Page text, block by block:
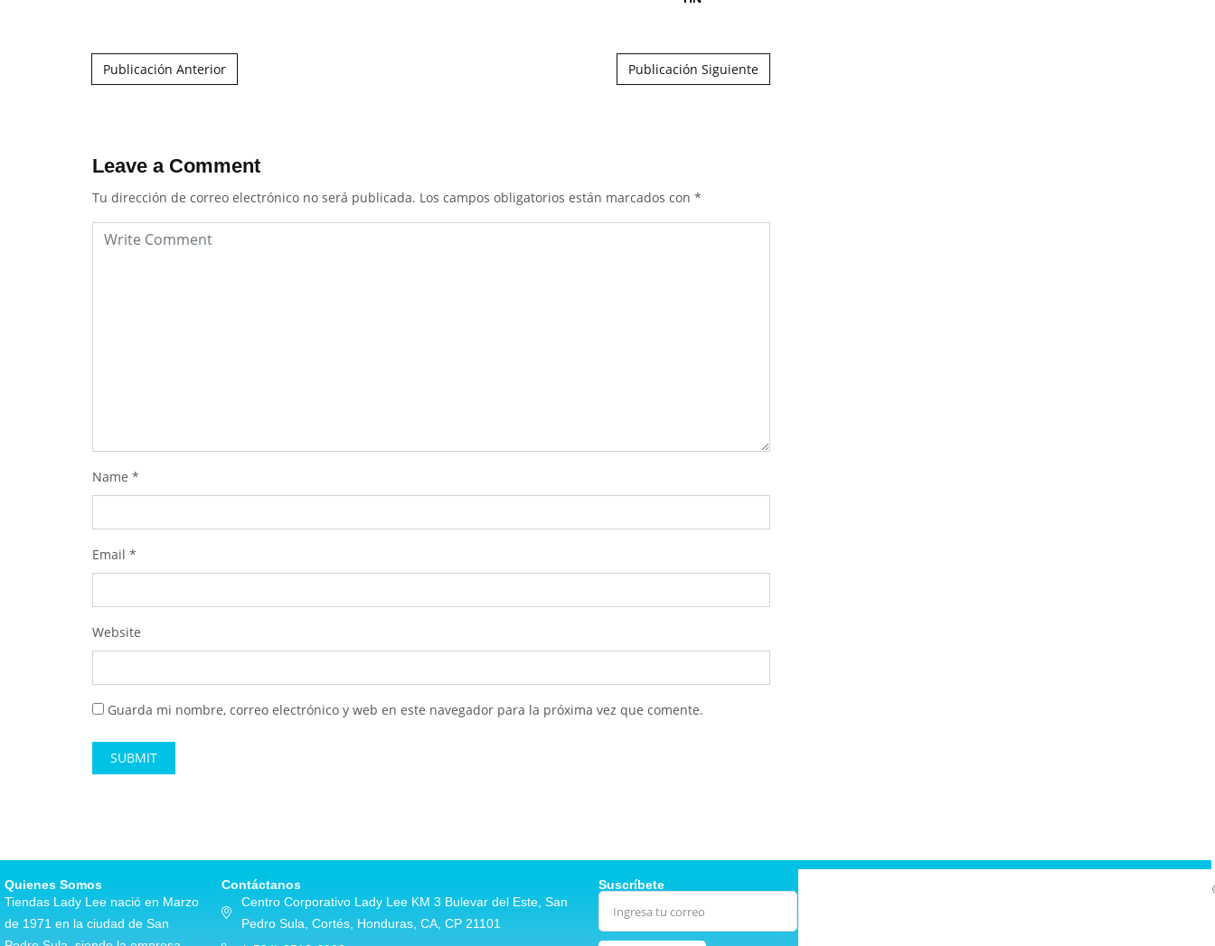
Publicación Anterior Publicación Siguiente
Leave a Comment
Tu dirección de correo electrónico no será publicada. Los campos obligatorios están marcados con *
Name *
Email *
Website
Guarda mi nombre, correo electrónico y web en este navegador para la próxima vez que comente.
Quienes Somos
Tiendas Lady Lee nació en Marzo
de 1971 en la ciudad de San
Contáctanos
Centro Corporativo Lady Lee KM 3 Bulevar del Este, San
Pedro Sula, Cortés, Honduras, CA, CP 21101
Suscríbete